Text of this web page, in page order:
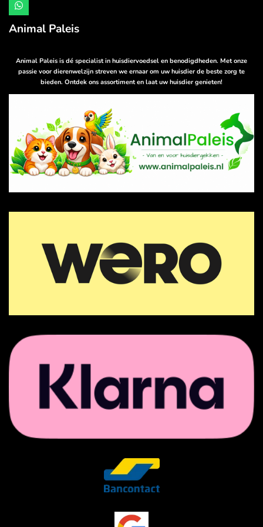
W
h
a
t
p
p
Animal Paleis
Animal Paleis is dé specialist in huisdiervoedsel en benodigdheden. Met onze
passie voor dierenwelzijn streven we ernaar om uw huisdier de beste zorg te
bieden. Ontdek ons assortiment en laat uw huisdier genieten!